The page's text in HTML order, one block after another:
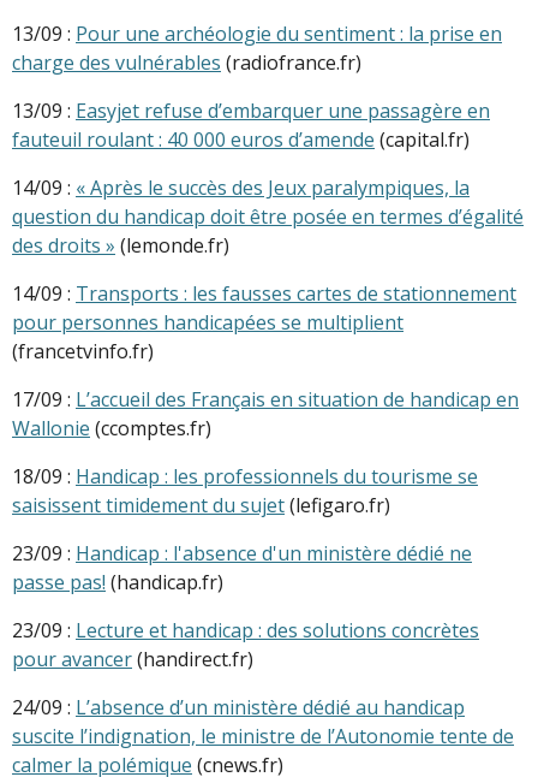
13/09 : Pour une archéologie du sentiment : la prise en
charge des vulnérables (radiofrance.fr)
13/09 : Easyjet refuse d’embarquer une passagère en
fauteuil roulant : 40 000 euros d’amende (capital.fr)
14/09 : « Après le succès des Jeux paralympiques, la
question du handicap doit être posée en termes d’égalité
des droits » (lemonde.fr)
14/09 : Transports : les fausses cartes de stationnement
pour personnes handicapées se multiplient
(francetvinfo.fr)
17/09 : L’accueil des Français en situation de handicap en
Wallonie (ccomptes.fr)
18/09 : Handicap : les professionnels du tourisme se
saisissent timidement du sujet(lefigaro.fr)
23/09 : Handicap : l'absence d'un ministère dédié ne
passe pas! (handicap.fr)
23/09 : Lecture et handicap : des solutions concrètes
pour avancer(handirect.fr)
24/09 : L’absence d’un ministère dédié au handicap
suscite l’indignation, le ministre de l’Autonomie tente de
calmer la polémique (cnews.fr)